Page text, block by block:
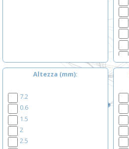
Altezza (mm)
7.2
0.6
1.5
2
2.5